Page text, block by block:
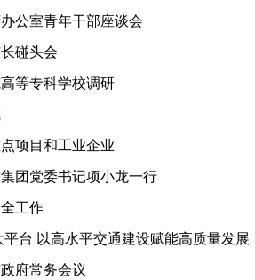
公室青年干部座谈会
碰头会
等专科学校调研
项目和工业企业
团党委书记项小龙一行
工作
台 以高水平交通建设赋能高质量发展
府常务会议